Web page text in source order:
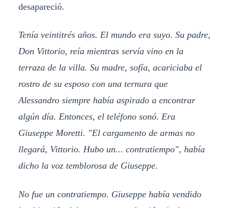
desapareció.
Tenía veintitrés años. El mundo era suyo. Su padre,
Don Vittorio, reía mientras servía vino en la
terraza de la villa. Su madre, sofía, acariciaba el
rostro de su esposo con una ternura que
Alessandro siempre había aspirado a encontrar
algún día. Entonces, el teléfono sonó. Era
Giuseppe Moretti. "El cargamento de armas no
llegará, Vittorio. Hubo un... contratiempo", había
dicho la voz temblorosa de Giuseppe.
No fue un contratiempo. Giuseppe había vendido